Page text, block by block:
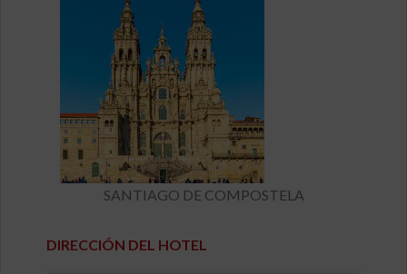
SANTIAGO DE COMPOSTELA
DIRECCIÓN DEL HOTEL